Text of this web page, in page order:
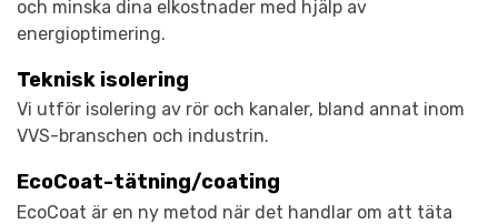
och minska dina elkostnader med hjälp av
energioptimering.
Teknisk isolering
Vi utför isolering av rör och kanaler, bland annat inom
VVS-branschen och industrin.
EcoCoat-tätning/coating
EcoCoat är en ny metod när det handlar om att täta